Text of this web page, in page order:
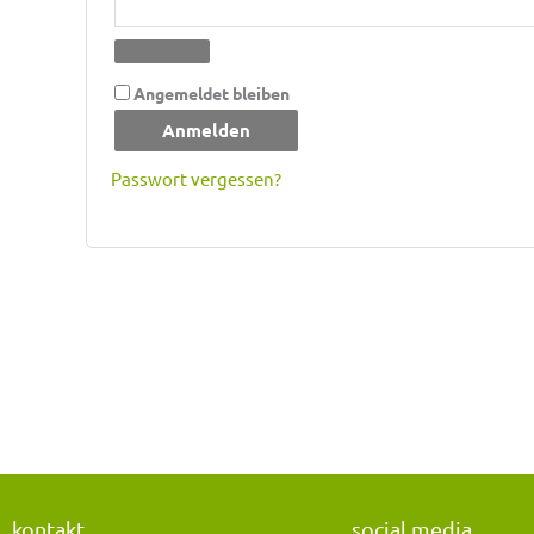
Angemeldet bleiben
Anmelden
Passwort vergessen?
kontakt social media